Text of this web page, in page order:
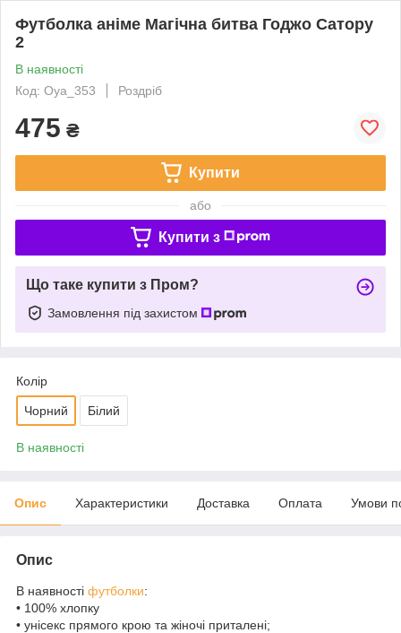
Футболка аніме Магічна битва Годжо Сатору
2
В наявності
Код: Oya_353
Роздріб
475 ₴
Купити
або
Купити з
Що таке купити з Пром?
Замовлення під захистом
Колір
Чорний Білий
В наявності
Опис Характеристики Доставка Оплата Умови
Опис
В наявності футболки:
• 100% хлопку
• унісекс прямого крою та жіночі приталені;